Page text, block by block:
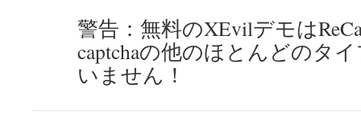
警告：無料のXEvilデモは
captchaの他のほとんどのタ
いません！